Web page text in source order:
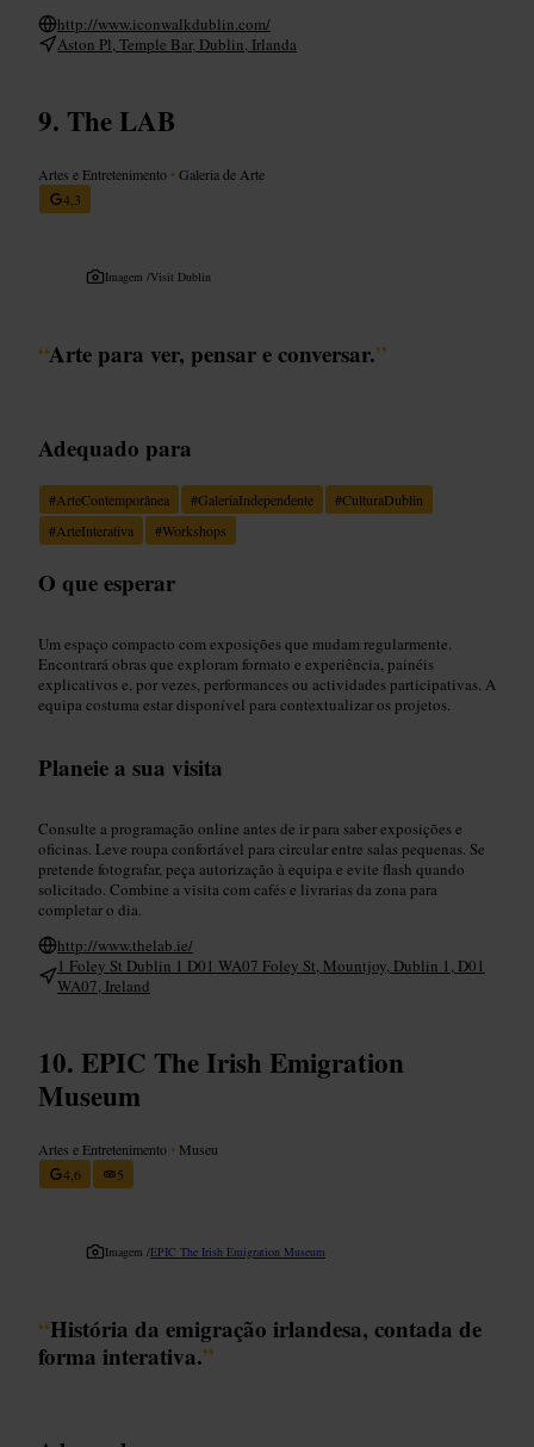
http://www.iconwalkdublin.com/
Aston Pl, Temple Bar, Dublin, Irlanda
The LAB
Artes e Entretenimento •Galeria de Arte
4,3
Imagem /Visit Dublin
“Arte para ver, pensar e conversar.”
Adequado para
#ArteContemporânea #GaleriaIndependente #CulturaDublin
#ArteInterativa #Workshops
O que esperar
Um espaço compacto com exposições que mudam regularmente.
Encontrará obras que exploram formato e experiência, painéis
explicativos e, por vezes, performances ou actividades participativas. A
equipa costuma estar disponível para contextualizar os projetos.
Planeie a sua visita
Consulte a programação online antes de ir para saber exposições e
oficinas. Leve roupa confortável para circular entre salas pequenas. Se
pretende fotografar, peça autorização à equipa e evite flash quando
solicitado. Combine a visita com cafés e livrarias da zona para
completar o dia.
http://www.thelab.ie/
1 Foley St Dublin 1 D01 WA07 Foley St, Mountjoy, Dublin 1, D01
WA07, Ireland
EPIC The Irish Emigration
Museum
Artes e Entretenimento • Museu
4,6
5
Imagem /EPIC The Irish Emigration Museum
“História da emigração irlandesa, contada de
forma interativa.”